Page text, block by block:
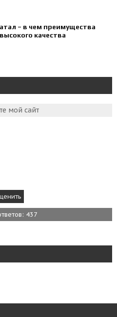
– в чем преимущества
качества
мой сайт
437